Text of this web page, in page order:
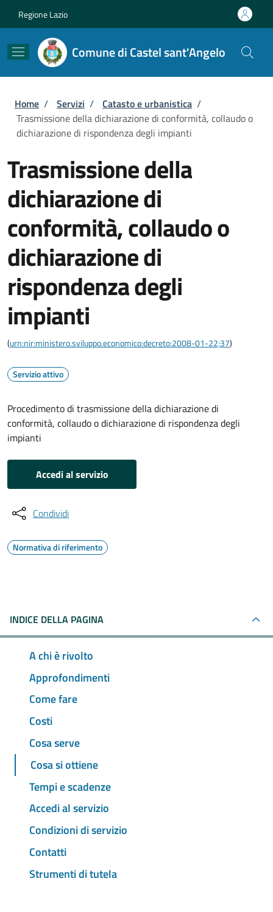
Regione Lazio
Comune di Castel sant'Angelo
Briciole di pane
Home / Servizi / Catasto e urbanistica /
Trasmissione della dichiarazione di conformità, collaudo o
dichiarazione di rispondenza degli impianti
Trasmissione della
dichiarazione di
conformità, collaudo o
dichiarazione di
rispondenza degli
impianti
(urn:nir:ministero.sviluppo.economico:decreto:2008-01-22;37)
Servizio attivo
Procedimento di trasmissione della dichiarazione di
conformità, collaudo o dichiarazione di rispondenza degli
impianti
Accedi al servizio
Condividi
Normativa di riferimento
INDICE DELLA PAGINA
A chi è rivolto
Approfondimenti
Come fare
Costi
Cosa serve
Cosa si ottiene
Tempi e scadenze
Accedi al servizio
Condizioni di servizio
Contatti
Strumenti di tutela